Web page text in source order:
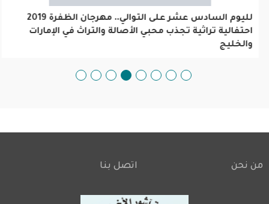
لليوم السادس عشر على التوالي.. مهرجان الظفرة 2019
احتفالية تراثية تجذب محبي الأصالة والتراث في الإمارات
والخليج
Footer
من نحن اتصل بنا